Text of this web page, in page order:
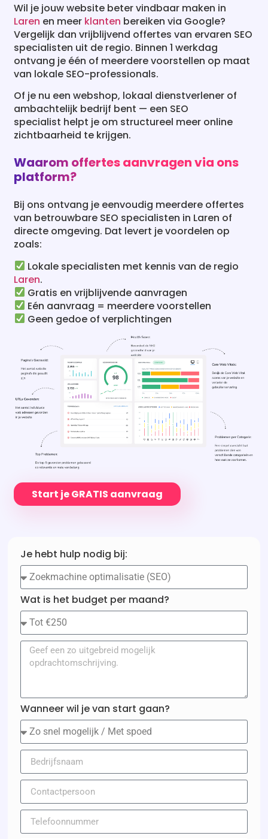
Wil je jouw website beter vindbaar maken in
Laren en meer klanten bereiken via Google?
Vergelijk dan vrijblijvend offertes van ervaren SEO
specialisten uit de regio. Binnen 1 werkdag
ontvang je één of meerdere voorstellen op maat
van lokale SEO-professionals.
Of je nu een webshop, lokaal dienstverlener of
ambachtelijk bedrijf bent — een SEO
specialist helpt je om structureel meer online
zichtbaarheid te krijgen.
Waarom offertes aanvragen via ons
platform?
Bij ons ontvang je eenvoudig meerdere offertes
van betrouwbare SEO specialisten in Laren of
directe omgeving. Dat levert je voordelen op
zoals:
Lokale specialisten met kennis van de regio
Laren.
Gratis en vrijblijvende aanvragen
Eén aanvraag = meerdere voorstellen
Geen gedoe of verplichtingen
Start je GRATIS aanvraag
Je hebt hulp nodig bij:
Wat is het budget per maand?
Wanneer wil je van start gaan?